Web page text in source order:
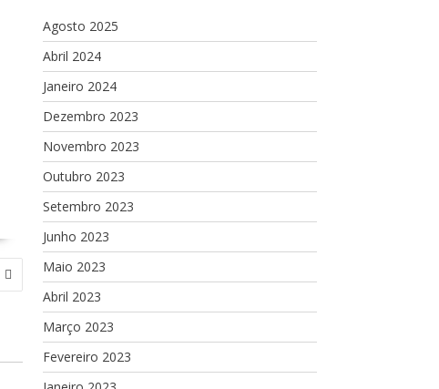
Agosto 2025
Abril 2024
Janeiro 2024
Dezembro 2023
Novembro 2023
Outubro 2023
Setembro 2023
Junho 2023
Maio 2023
Abril 2023
Março 2023
Fevereiro 2023